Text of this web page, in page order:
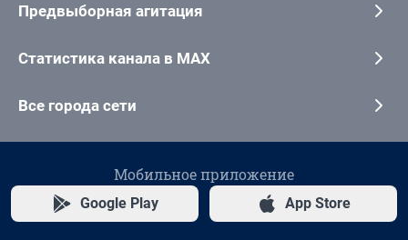
Предвыборная агитация
Статистика канала в MAX
Все города сети
Мобильное приложение
Google Play App Store